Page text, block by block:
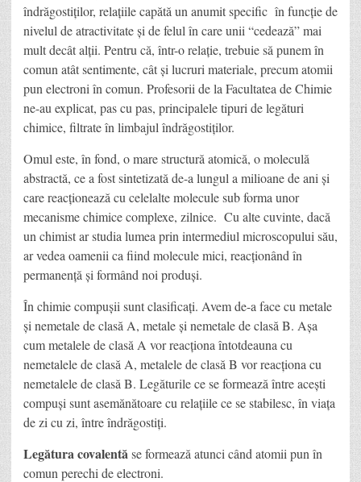
îndrăgostiților, relațiile capătă un anumit specific în funcție de
nivelul de atractivitate și de felul în care unii “cedează” mai
mult decât alții. Pentru că, într-o relație, trebuie să punem în
comun atât sentimente, cât și lucruri materiale, precum atomii
pun electroni în comun. Profesorii de la Facultatea de Chimie
ne-au explicat, pas cu pas, principalele tipuri de legături
chimice, filtrate în limbajul îndrăgostiților.
Omul este, în fond, o mare structură atomică, o moleculă
abstractă, ce a fost sintetizată de-a lungul a milioane de ani și
care reacționează cu celelalte molecule sub forma unor
mecanisme chimice complexe, zilnice. Cu alte cuvinte, dacă
un chimist ar studia lumea prin intermediul microscopului său,
ar vedea oamenii ca fiind molecule mici, reacționând în
permanență și formând noi produși.
În chimie compușii sunt clasificați. Avem de-a face cu metale
și nemetale de clasă A, metale și nemetale de clasă B. Așa
cum metalele de clasă A vor reacționa întotdeauna cu
nemetalele de clasă A, metalele de clasă B vor reacționa cu
nemetalele de clasă B. Legăturile ce se formează între acești
compuși sunt asemănătoare cu relațiile ce se stabilesc, în viața
de zi cu zi, între îndrăgostiți.
Legătura covalentăse formează atunci când atomii pun în
comun perechi de electroni.